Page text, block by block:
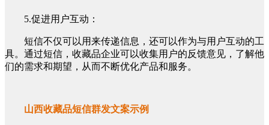
5.促进用户互动：
短信不仅可以用来传递信息，还可以作为与用户互动的工
具。通过短信，收藏品企业可以收集用户的反馈意见，了解他
们的需求和期望，从而不断优化产品和服务。
山西收藏品短信群发文案示例